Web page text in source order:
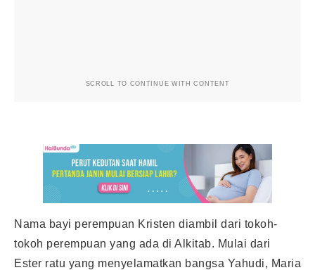
SCROLL TO CONTINUE WITH CONTENT
Nama bayi perempuan Kristen diambil dari tokoh-
tokoh perempuan yang ada di Alkitab. Mulai dari
Ester ratu yang menyelamatkan bangsa Yahudi, Maria